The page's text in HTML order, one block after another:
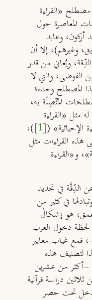
«القراءة
المعاصرة حول
أركون، وعابد
وغيرهم)، إلا أن
ويُعاني من قدر
الفوضى، والتي لا
المصطلح وحده؛
المـُتّصِلَة به،
مثل «القراءة
الإحيائية» ([1] )،
هذه القراءات مثل
و«القراءة
الدِّقَّة في تحديد
في كثير من
هو إشكالُ
لحظة دخول العرب
، فمع غياب معايير
لتصنيف هذه
-أكثر من عشرين
دراسة قرآنية
تحت حصر